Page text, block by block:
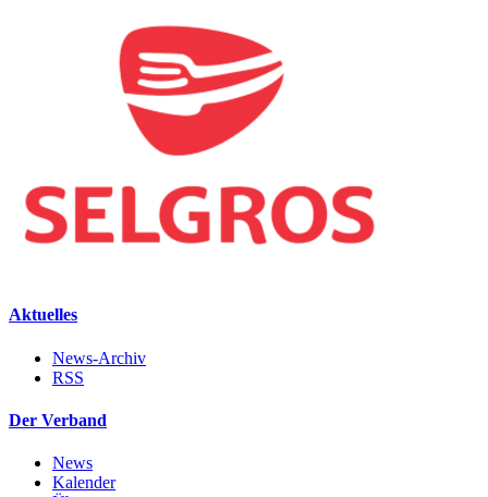
Aktuelles
News-Archiv
RSS
Der Verband
News
Kalender